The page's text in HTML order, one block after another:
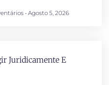
Agosto 5, 2026
Juridicamente E